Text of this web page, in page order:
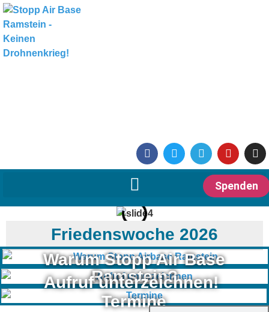
Spenden
Friedenswoche 2026
Warum Stopp Air Base
Ramstein?
Aufruf unterzeichnen!
Termine